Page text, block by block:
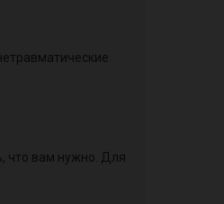
что вам нужно. Для